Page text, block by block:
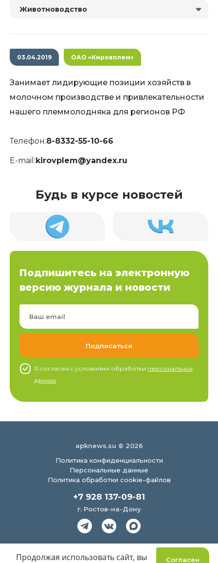
Животноводство
03.04.2019 ОАО «Кировплем»
Занимает лидирующие позиции хозяйств в
молочном производстве и привлекательности
нашего племмолодняка для регионов РФ
Телефон:8-8332-55-10-66
E-mail:kirovplem@yandex.ru
Будь в курсе новостей
Подпишитесь на электронную
версию журнала и новости
Я согласен c условиями обработки персональных
данных
apknews.su © 2026
Политика конфиденциальности
Персональные данные
Политика обработки cookie-файлов
+7 928 137-09-81
г. Ростов-на-Дону
Согласен
Продолжая использовать сайт, вы